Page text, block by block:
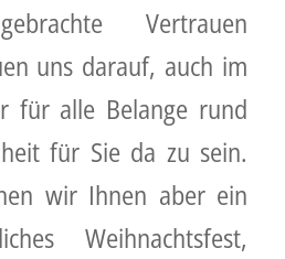
Vertrauen
uns darauf, auch im
für alle Belange rund
für Sie da zu sein.
wir Ihnen aber ein
Weihnachtsfest,